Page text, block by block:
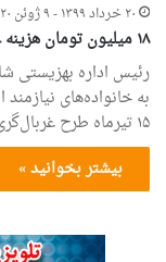
۲۰ خرداد ۱۳۹۹ - ۹ ژوئن ۲۰۲۰
۱۸ میلیون تومان هزینه عینک به افراد نیازمند شاهرود پرداخت شد
به خانواده‌های
۱۵ تیرماه طرح غربال‌گری کودکان اجرا می‌شود.
بیشتر بخوانید »